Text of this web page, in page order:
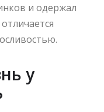
и одержал
у